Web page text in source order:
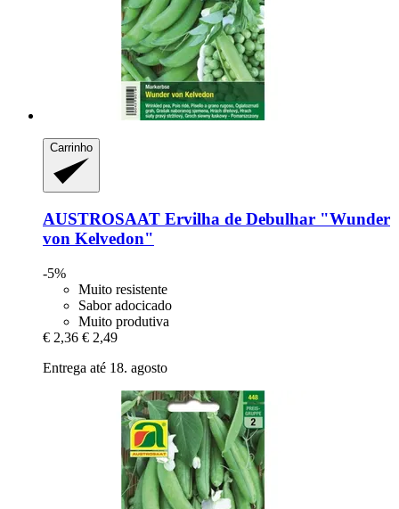
Carrinho
AUSTROSAAT Ervilha de Debulhar "Wunder
von Kelvedon"
-5%
Muito resistente
Sabor adocicado
Muito produtiva
€ 2,36 € 2,49
Entrega até 18. agosto